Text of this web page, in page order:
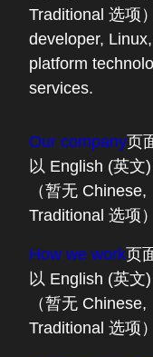
Traditional 选项）
developer,
platform
services.
Our company页
以 English (英文
（暂无 Chinese,
Traditional 选项）
How we work页
以 English (英文
（暂无 Chinese,
Traditional 选项）